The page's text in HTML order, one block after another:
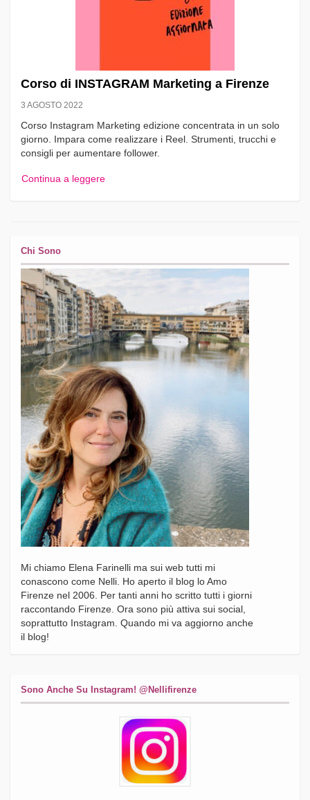
Corso di INSTAGRAM Marketing a Firenze
3 AGOSTO 2022
Corso Instagram Marketing edizione concentrata in un solo
giorno. Impara come realizzare i Reel. Strumenti, trucchi e
consigli per aumentare follower.
Continua a leggere
Chi Sono
Mi chiamo Elena Farinelli ma sui web tutti mi
conascono come Nelli. Ho aperto il blog lo Amo
Firenze nel 2006. Per tanti anni ho scritto tutti i giorni
raccontando Firenze. Ora sono più attiva sui social,
soprattutto Instagram. Quando mi va aggiorno anche
il blog!
Sono Anche Su Instagram! @nellifirenze